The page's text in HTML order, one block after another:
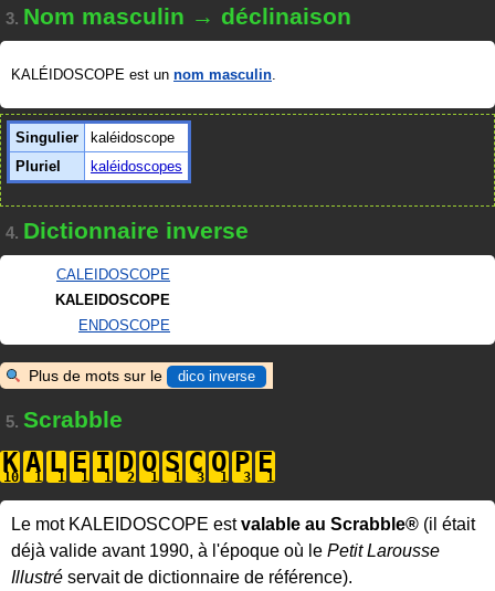
3. Nom masculin → déclinaison
KALÉIDOSCOPE est un nom masculin.
Singulier
kaléidoscope
Pluriel
kaléidoscopes
4. Dictionnaire inverse
CALEIDOSCOPE
KALEIDOSCOPE
ENDOSCOPE
Plus de mots sur le dico inverse
5. Scrabble
K A L E I D O S C O P E
Le mot KALEIDOSCOPE estvalable au Scrabble® (il était
déjà valide avant 1990, à l'époque où le Petit Larousse
Illustré servait de dictionnaire de référence).